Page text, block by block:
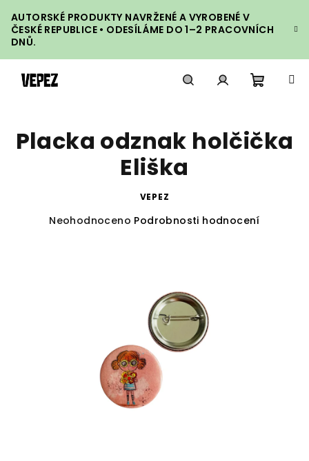
na
obsah
AUTORSKÉ PRODUKTY NAVRŽENÉ A VYROBENÉ V
ČESKÉ REPUBLICE • ODESÍLÁME DO 1–2 PRACOVNÍCH
DNŮ.
košík
Placka odznak holčička
Eliška
VEPEZ
Průměrné
Neohodnoceno Podrobnosti hodnocení